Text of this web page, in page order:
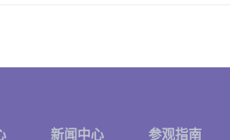
新闻中心 参观指南